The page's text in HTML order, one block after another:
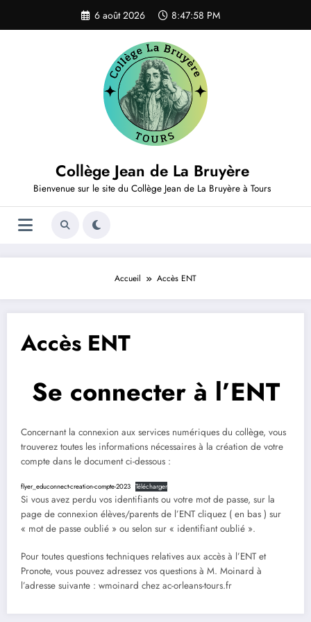
contenu
6 août 2026 8:47:58 PM
Collège Jean de La Bruyère
Bienvenue sur le site du Collège Jean de La Bruyère à Tours
Accueil Accès ENT
Accès ENT
Se connecter à l’ENT
Concernant la connexion aux services numériques du collège, vous
trouverez toutes les informations nécessaires à la création de votre
compte dans le document ci-dessous :
flyer_educonnect-creation-compte-2023 Télécharger
Si vous avez perdu vos identifiants ou votre mot de passe, sur la
page de connexion élèves/parents de l’ENT cliquez ( en bas ) sur
« mot de passe oublié » ou selon sur « identifiant oublié ».
Pour toutes questions techniques relatives aux accès à l’ENT et
Pronote, vous pouvez adressez vos questions à M. Moinard à
l’adresse suivante : wmoinard chez ac-orleans-tours.fr